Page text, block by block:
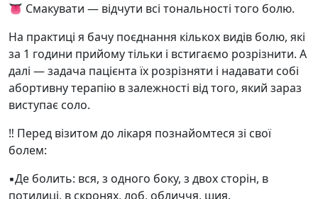
👅 Смакувати — відчути всі тональності того болю.
На практиці я бачу поєднання кількох видів болю, які
за 1 години прийому тільки і встигаємо розрізнити. А
далі — задача пацієнта їх розрізняти і надавати собі
абортивну терапію в залежності від того, який зараз
виступає соло.
‼️ Перед візитом до лікаря познайомтеся зі свої
болем:
▪️Де болить: вся, з одного боку, з двох сторін, в
потилиці, в скронях, лоб, обличчя, шия.